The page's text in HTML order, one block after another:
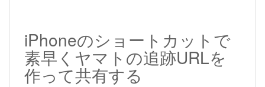
iPhoneのショートカットで
素早くヤマトの追跡URLを
作って共有する